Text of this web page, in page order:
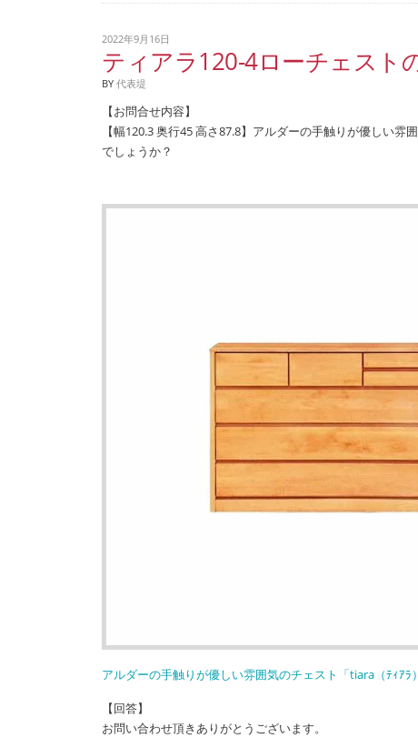
2022年9月16日
ティアラ120-4ローチェスト
BY 代表堤
【お問合せ内容】
【幅120.3 奥行45 高さ87.8】アルダーの手触りが優しい
でしょうか？
アルダーの手触りが優しい雰囲気のチェスト「tiara（ﾃｨｱﾗ
【回答】
お問い合わせ頂きありがとうございます。